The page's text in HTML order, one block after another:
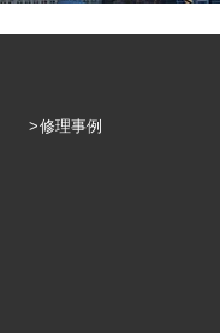
修理事例